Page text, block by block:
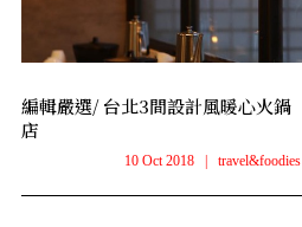
編輯嚴選/ 台北3間設計風暖心火鍋
店
10 Oct 2018 | travel&foodies